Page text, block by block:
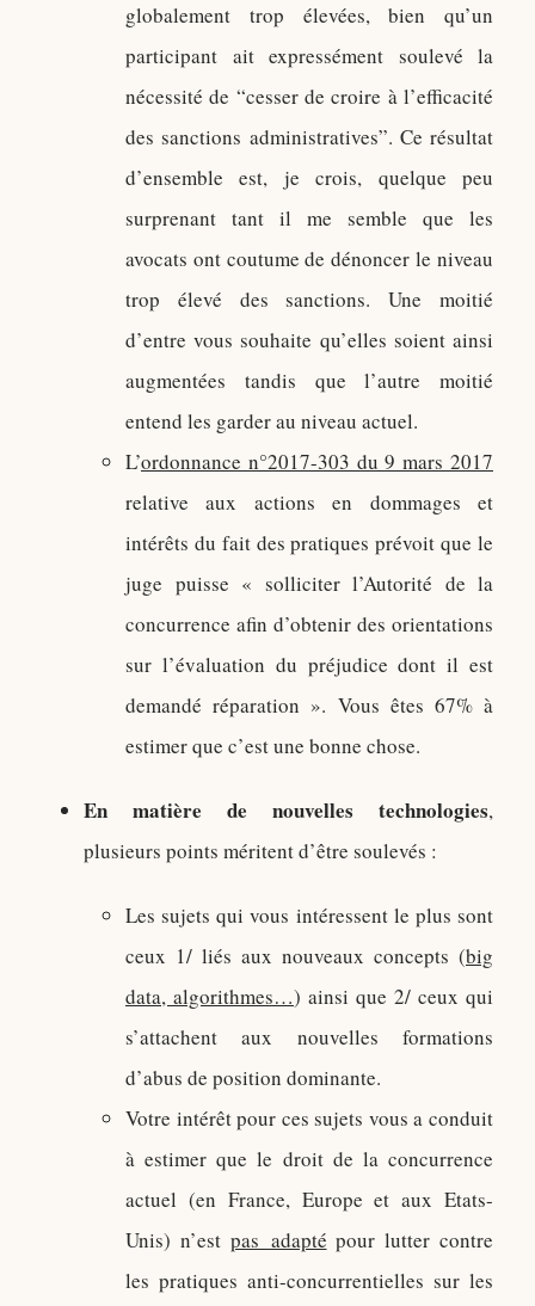
globalement trop élevées, bien qu’un
participant ait expressément soulevé la
nécessité de “cesser de croire à l’efficacité
des sanctions administratives”. Ce résultat
d’ensemble est, je crois, quelque peu
surprenant tant il me semble que les
avocats ont coutume de dénoncer le niveau
trop élevé des sanctions. Une moitié
d’entre vous souhaite qu’elles soient ainsi
augmentées tandis que l’autre moitié
entend les garder au niveau actuel.
L’ordonnance n°2017-303 du 9 mars 2017
relative aux actions en dommages et
intérêts du fait des pratiques prévoit que le
juge puisse « solliciter l’Autorité de la
concurrence afin d’obtenir des orientations
sur l’évaluation du préjudice dont il est
demandé réparation ». Vous êtes 67% à
estimer que c’est une bonne chose.
En matière de nouvelles technologies,
plusieurs points méritent d’être soulevés :
Les sujets qui vous intéressent le plus sont
ceux 1/ liés aux nouveaux concepts (big
data, algorithmes…) ainsi que 2/ ceux qui
s’attachent aux nouvelles formations
d’abus de position dominante.
Votre intérêt pour ces sujets vous a conduit
à estimer que le droit de la concurrence
actuel (en France, Europe et aux Etats-
Unis) n’est pas adapté pour lutter contre
les pratiques anti-concurrentielles sur les